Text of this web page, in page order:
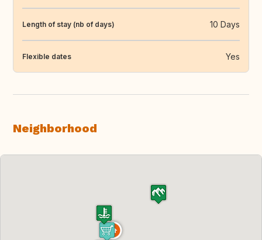
Length of stay (nb of days) 10 Days
Flexible dates Yes
Neighborhood